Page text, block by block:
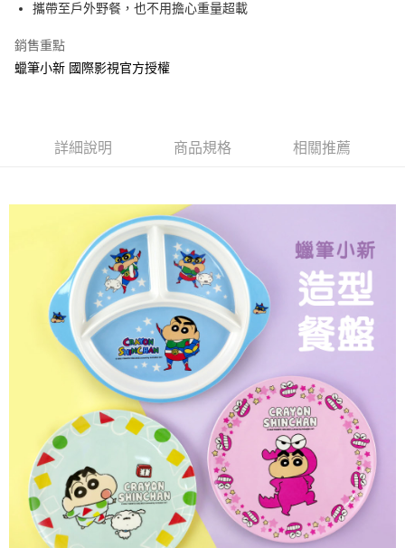
AFTEE先享後付
１．簡單：不需註冊會員、不需綁卡、不需儲值。
【「AFTEE先享後付」結帳流程】
１．於結帳方式選擇「AFTEE先享後付」後，將跳轉至「AFTEE先享後付」
結帳頁面，進行簡訊認證並確認金額後，即可完成結帳。
２．訂單成立數日內，您將收到繳費通知簡訊。
３．收到繳費通知簡訊後14天內，點擊此簡訊中的連結，可透過四大超商／
ATM／網路銀行／等多元方式進行付款，方視為交易完成。
※ 請注意：結帳手續完成當下不需立刻繳費，但若您需要取消訂單，請聯絡
購買商品的店家。未經商家同意取消之訂單仍視為有效，需透過AFTEE先享
後付繳納相關費用。
※ 交易是否成功請以「AFTEE先享後付 」之結帳頁面顯示為準，若有關於
是否繳費成功／繳費後需取消欲退款等相關疑問，請聯繫「AFTEE先享後付
https://netprotections.freshdesk.com/support/home
【注意事項】
１．透過由恩沛科技股份有限公司提供之「AFTEE先享後付」服務完成之交
易，需依本服務之必要範圍內提供個人資料，並將交易相關給付款項請求債
權轉讓予恩沛科技股份有限公司。
２．關於個人資料處理事宜，請瀏覽以下網址：
https://aftee.tw/terms/#terms3
３．未成年的使用者請事先徵得法定代理人或監護人之同意方可使用
「AFTEE先享後付」，若未經同意申辦者引起之損失，本公司不負相關責
運送方式
每筆NT$60，滿NT$499(含以上)免運費
付款後全家取貨
每筆NT$60，滿NT$499(含以上)免運費
7-11付款取貨
每筆NT$60，滿NT$499(含以上)免運費
付款後7-11取貨
每筆NT$60，滿NT$499(含以上)免運費
每筆NT$120，滿NT$499(含以上)免運費
海外宅配 查看運費
攜帶至戶外野餐，也不用擔心重量超載
銷售重點
蠟筆小新 國際影視官方授權
詳細說明 商品規格 相關推薦